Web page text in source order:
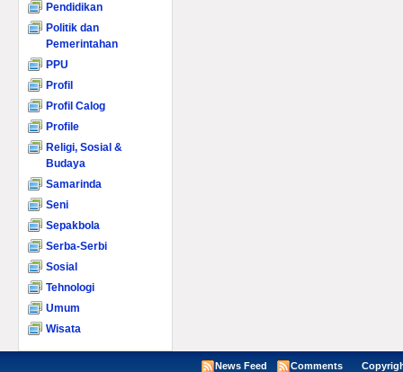
Pendidikan
Politik dan
Pemerintahan
PPU
Profil
Profil Calog
Profile
Religi, Sosial &
Budaya
Samarinda
Seni
Sepakbola
Serba-Serbi
Sosial
Tehnologi
Umum
Wisata
News Feed Comments Copyright